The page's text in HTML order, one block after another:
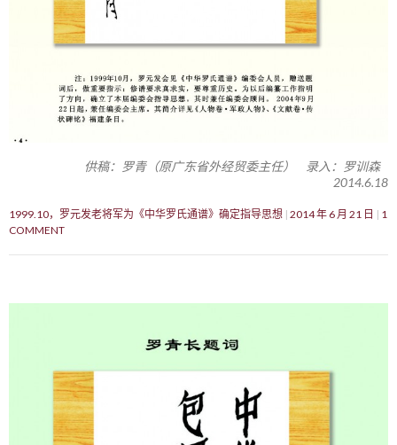
供稿：罗青（原广东省外经贸委主任） 录入：罗训森
2014.6.18
1999.10，罗元发老将军为《中华罗氏通谱》确定指导思想 2014 年 6 月 21 日
1
COMMENT